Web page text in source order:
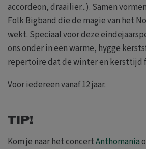
accordeon, draailier...). Samen
Folk Bigband die de magie van het
wekt. Speciaal voor deze
ons onder in een warme, hygge
repertoire dat de winter en
Voor iedereen vanaf 12 jaar.
TIP!
Kom je naar het concertAnthomania